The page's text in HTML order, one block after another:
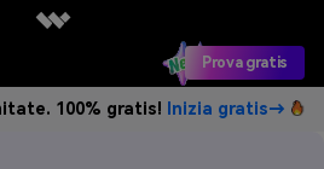
Prova gratis
100% gratis! Inizia gratis→